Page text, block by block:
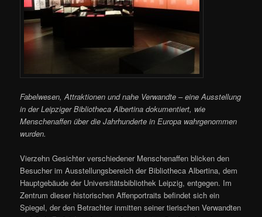
Fabelwesen, Attraktionen und nahe Verwandte – eine Ausstellung
in der Leipziger Bibliotheca Albertina dokumentiert, wie
Menschenaffen über die Jahrhunderte in Europa wahrgenommen
wurden.
Vierzehn Gesichter verschiedener Menschenaffen blicken den
Besucher im Ausstellungsbereich der Bibliotheca Albertina, dem
Hauptgebäude der Universitätsbibliothek Leipzig, entgegen. Im
Zentrum dieser historischen Affenportraits befindet sich ein
Spiegel, der den Betrachter inmitten seiner tierischen Verwandten